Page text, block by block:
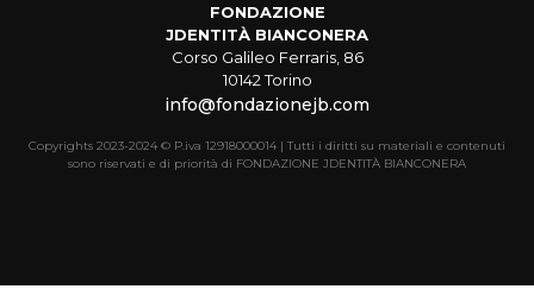
FONDAZIONE
JDENTITÀ BIANCONERA
Corso Galileo Ferraris, 86
10142 Torino
info@fondazionejb.com
Copyrights 2023-2024 © P.iva 12918000014 | Tutti i diritti su materiali e contenuti
sono riservati e di priorità di FONDAZIONE JDENTITÀ BIANCONERA